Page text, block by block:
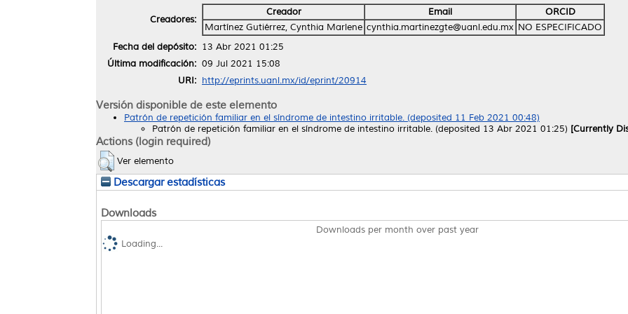
Creadores:
Creador Email
ORCID
Martínez Gutiérrez, Cynthia Marlene cynthia.martinezgte@uanl.edu.mx NO ESPECIFICADO
Fecha del depósito: 13 Abr 2021 01:25
Última modificación: 09 Jul 2021 15:08
URI: http://eprints.uanl.mx/id/eprint/20914
Versión disponible de este elemento
Patrón de repetición familiar en el síndrome de intestino irritable. (deposited 11 Feb 2021 00:48)
Patrón de repetición familiar en el síndrome de intestino irritable. (deposited 13 Abr 2021 01:25) [Currently
Actions (login required)
Ver elemento
Descargar estadísticas
Downloads
Downloads per month over past year
Loading...